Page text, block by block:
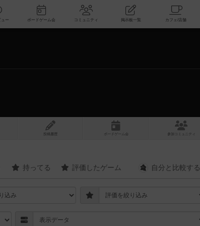
新着レビュー ボードゲーム会 コミュニティ 掲示板一覧
投稿履歴 ボ ドゲ ーム コミュニティ
持ってる 評価したゲーム 自分と 比較する